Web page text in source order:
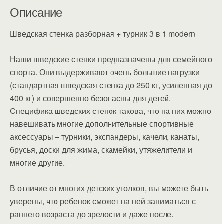
Описание
Шведская стенка разборная + турник 3 в 1 modern
Наши шведские стенки предназначены для семейного
спорта. Они выдерживают очень большие нагрузки
(стандартная шведская стенка до 250 кг, усиленная до
400 кг) и совершенно безопасны для детей.
Специфика шведских стенок такова, что на них можно
навешивать многие дополнительные спортивные
аксессуары – турники, экспандеры, качели, канаты,
брусья, доски для жима, скамейки, утяжелители и
многие другие.
В отличие от многих детских уголков, вы можете быть
уверены, что ребенок сможет на ней заниматься с
раннего возраста до зрелости и даже после.